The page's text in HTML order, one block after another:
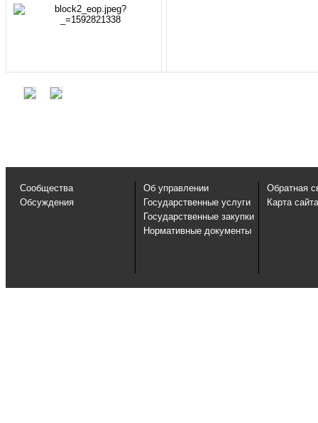
Сообщества
Обсуждения
Об управлении
Государственные услуги
Государственные закупки
Нормативные документы
Обратная
Карта